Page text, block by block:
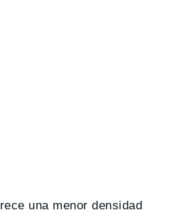
una menor densidad